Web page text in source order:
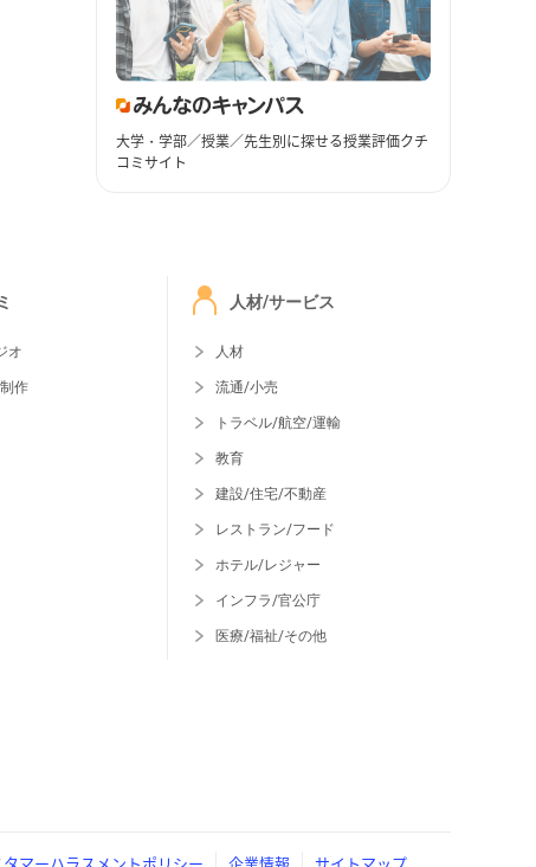
大学・学部／授業／先生別に探せる授業評価クチ
コミサイト
オ
作
人材/サービス
人材
流通/小売
トラベル/航空/運輸
教育
建設/住宅/不動産
レストラン/フード
ホテル/レジャー
インフラ/官公庁
医療/福祉/その他